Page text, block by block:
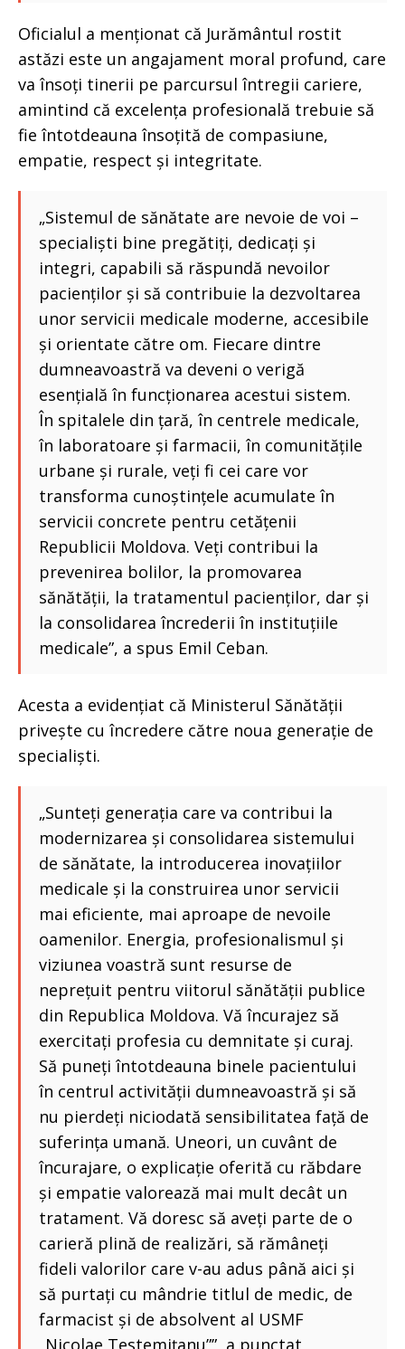
Oficialul a menționat că Jurământul rostit
astăzi este un angajament moral profund, care
va însoți tinerii pe parcursul întregii cariere,
amintind că excelența profesională trebuie să
fie întotdeauna însoțită de compasiune,
empatie, respect și integritate.
„Sistemul de sănătate are nevoie de voi –
specialiști bine pregătiți, dedicați și
integri, capabili să răspundă nevoilor
pacienților și să contribuie la dezvoltarea
unor servicii medicale moderne, accesibile
și orientate către om. Fiecare dintre
dumneavoastră va deveni o verigă
esențială în funcționarea acestui sistem.
În spitalele din țară, în centrele medicale,
în laboratoare și farmacii, în comunitățile
urbane și rurale, veți fi cei care vor
transforma cunoștințele acumulate în
servicii concrete pentru cetățenii
Republicii Moldova. Veți contribui la
prevenirea bolilor, la promovarea
sănătății, la tratamentul pacienților, dar și
la consolidarea încrederii în instituțiile
medicale”, a spus Emil Ceban.
Acesta a evidențiat că Ministerul Sănătății
privește cu încredere către noua generație de
specialiști.
„Sunteți generația care va contribui la
modernizarea și consolidarea sistemului
de sănătate, la introducerea inovațiilor
medicale și la construirea unor servicii
mai eficiente, mai aproape de nevoile
oamenilor. Energia, profesionalismul și
viziunea voastră sunt resurse de
neprețuit pentru viitorul sănătății publice
din Republica Moldova. Vă încurajez să
exercitați profesia cu demnitate și curaj.
Să puneți întotdeauna binele pacientului
în centrul activității dumneavoastră și să
nu pierdeți niciodată sensibilitatea față de
suferința umană. Uneori, un cuvânt de
încurajare, o explicație oferită cu răbdare
și empatie valorează mai mult decât un
tratament. Vă doresc să aveți parte de o
carieră plină de realizări, să rămâneți
fideli valorilor care v-au adus până aici și
să purtați cu mândrie titlul de medic, de
farmacist și de absolvent al USMF
„Nicolae Testemițanu””, a punctat